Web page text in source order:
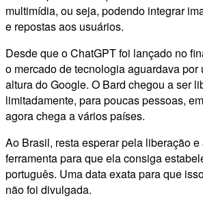
multimídia, ou seja, podendo integrar
e repostas aos usuários.
Desde que o ChatGPT foi lançado no
o mercado de tecnologia aguardava por
altura do Google. O Bard chegou a ser
limitadamente, para poucas pessoas,
agora chega a vários países.
Ao Brasil, resta esperar pela liberação
ferramenta para que ela consiga
português. Uma data exata para que
não foi divulgada.